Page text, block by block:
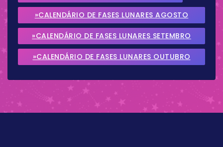
»CALENDÁRIO DE FASES LUNARES AGOSTO
2026
»CALENDÁRIO DE FASES LUNARES SETEMBRO
2026
»CALENDÁRIO DE FASES LUNARES OUTUBRO